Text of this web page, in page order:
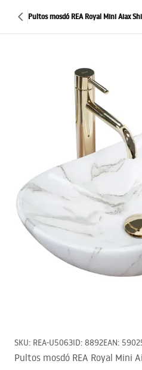
Pultos mosdó REA Royal Mini Aiax
SKU: REA-U5063ID: 8892EAN:
Pultos mosdó REA Royal Mini